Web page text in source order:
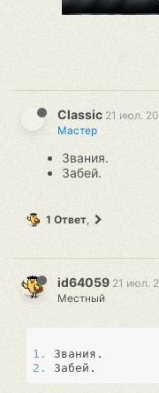
Classic 21 июл.
Мастер
Звания.
Забей.
1 Ответ,
id64059 21 июл.
Местный
1.
2.